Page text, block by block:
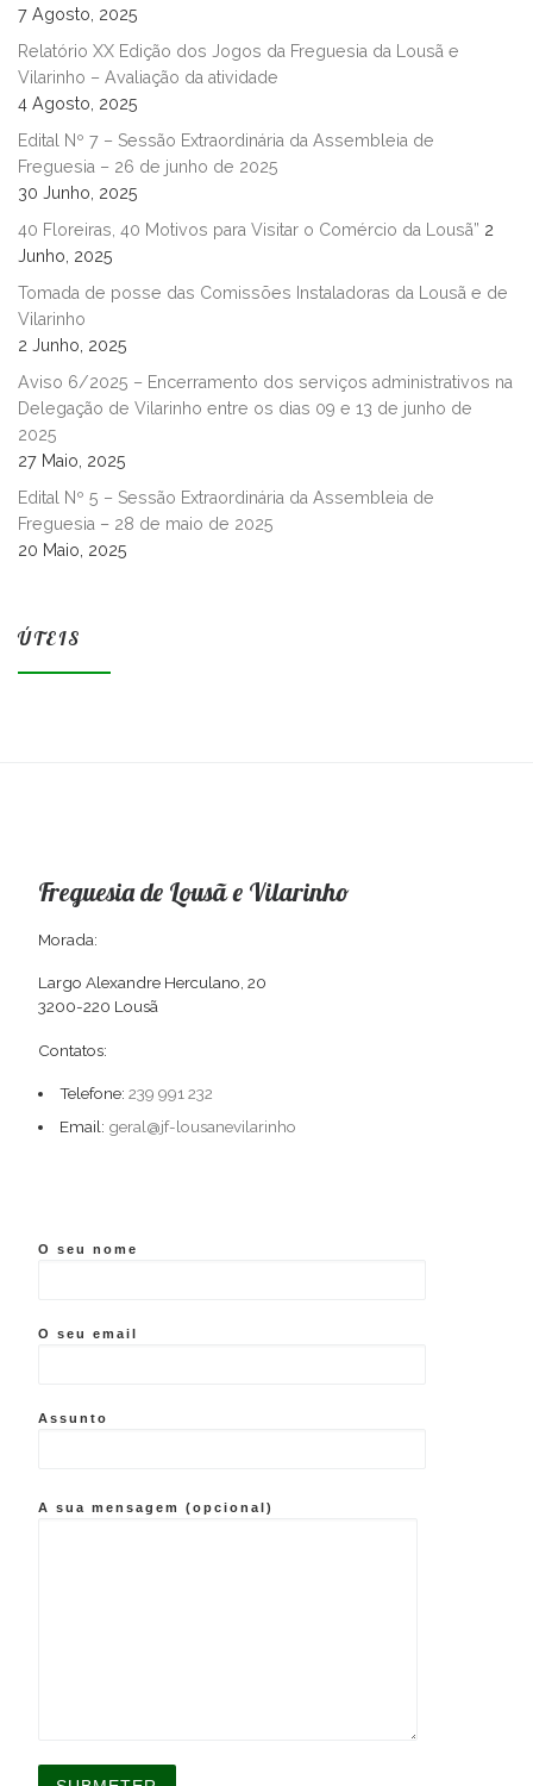
7 Agosto, 2025
Relatório XX Edição dos Jogos da Freguesia da Lousã e
Vilarinho – Avaliação da atividade
4 Agosto, 2025
Edital Nº 7 – Sessão Extraordinária da Assembleia de
Freguesia – 26 de junho de 2025
30 Junho, 2025
40 Floreiras, 40 Motivos para Visitar o Comércio da Lousã” 2
Junho, 2025
Tomada de posse das Comissões Instaladoras da Lousã e de
Vilarinho
2 Junho, 2025
Aviso 6/2025 – Encerramento dos serviços administrativos na
Delegação de Vilarinho entre os dias 09 e 13 de junho de
2025
27 Maio, 2025
Edital Nº 5 – Sessão Extraordinária da Assembleia de
Freguesia – 28 de maio de 2025
20 Maio, 2025
ÚTEIS
Freguesia de Lousã e Vilarinho
Morada:
Largo Alexandre Herculano, 20
3200-220 Lousã
Contatos:
Telefone:239 991 232
Email: geral@jf-lousanevilarinho
O seu nome
O seu email
Assunto
A sua mensagem (opcional)